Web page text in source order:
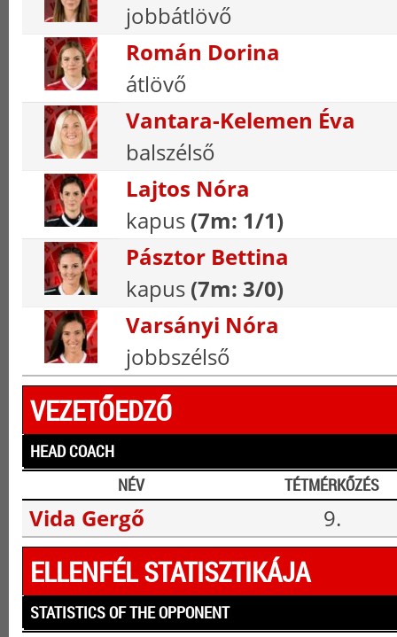
jobbátlövő
Román Dorina
átlövő
Vantara-Kelemen Éva
balszélső
Lajtos Nóra
kapus (7m: 1/1)
Pásztor Bettina
kapus (7m: 3/0)
Varsányi Nóra
jobbszélső
VEZETŐEDZŐ
HEAD COACH
NÉV
TÉTMÉRKŐZÉS
Vida Gergő 9.
ELLENFÉL STATISZTIKÁJA
STATISTICS OF THE OPPONENT